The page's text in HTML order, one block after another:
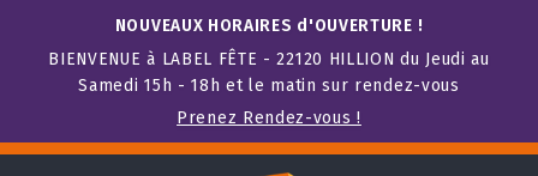
NOUVEAUX HORAIRES d'OUVERTURE !
BIENVENUE à LABEL FÊTE - 22120 HILLION du Jeudi au
Samedi 15h - 18h et le matin sur rendez-vous
Prenez Rendez-vous !